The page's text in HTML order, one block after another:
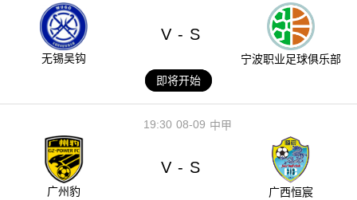
无锡吴钩
V - S
宁波职业足球俱乐部
即将开始
08-09
19:30 中甲
广州豹
V - S
广西恒宸